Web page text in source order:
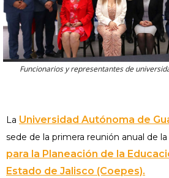
Funcionarios y representantes de
La Universidad Autónoma de
sede de la primera reunión anual de la
para la Planeación de la
Estado de Jalisco (Coepes).